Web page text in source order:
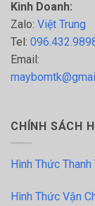
Kinh Doanh:
Zalo: Việt Trung
Tel:
Email:
CHÍNH SÁCH
Hình Thức Thanh
Hình Thức Vận